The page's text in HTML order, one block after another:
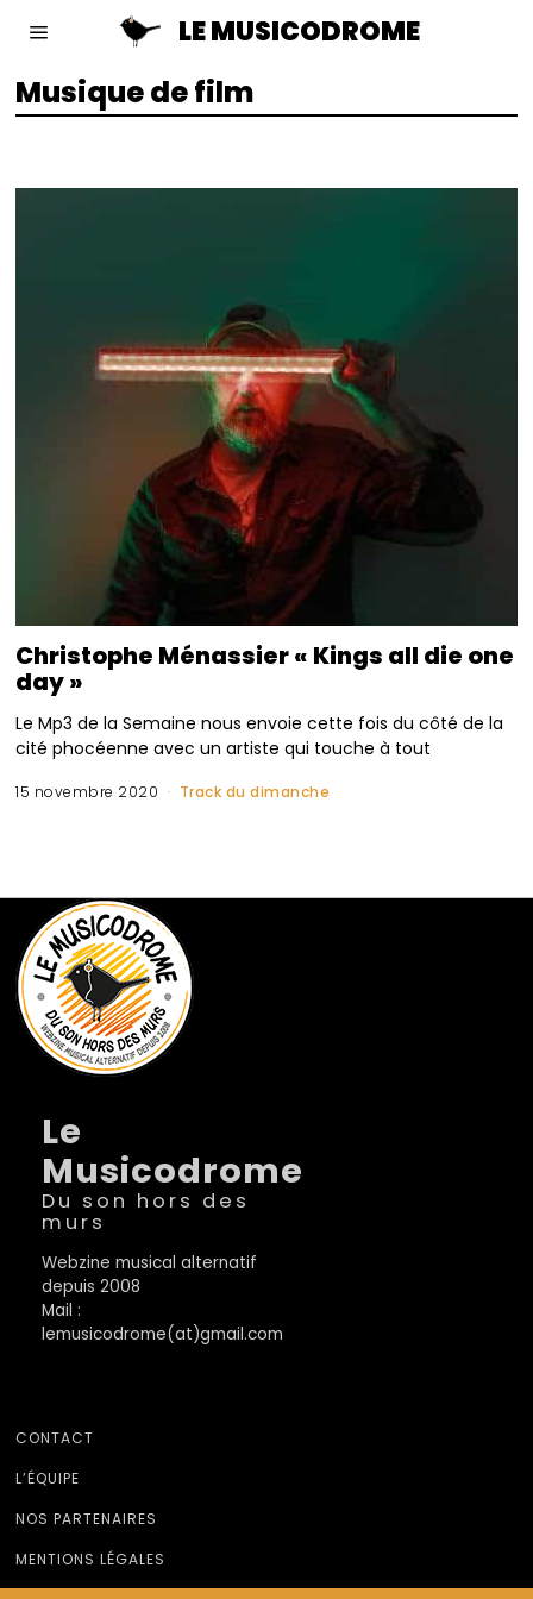
LE MUSICODROME
Musique de film
Christophe Ménassier « Kings all die one
day »
Le Mp3 de la Semaine nous envoie cette fois du côté de la
cité phocéenne avec un artiste qui touche à tout
15 novembre 2020 Track du dimanche
Le
Musicodrome
Du son hors des
murs
Webzine musical alternatif
depuis 2008
Mail :
lemusicodrome(at)gmail.com
CONTACT
L’ÉQUIPE
NOS PARTENAIRES
MENTIONS LÉGALES